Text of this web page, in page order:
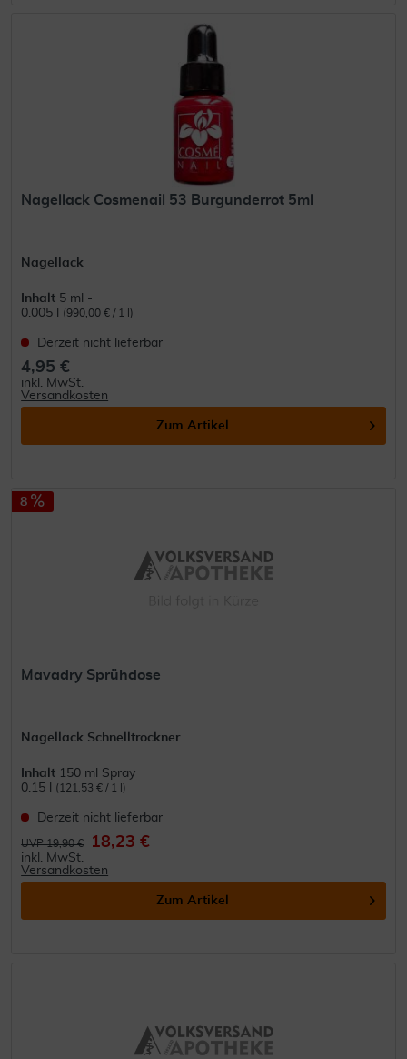
Nagellack Cosmenail 53 Burgunderrot 5ml
Nagellack
Inhalt 5 ml -
0.005 l
(990,00 € / 1 l)
Derzeit nicht lieferbar
4,95 €
inkl. MwSt.
Versandkosten
Zum Artikel
8
Mavadry Sprühdose
Nagellack Schnelltrockner
Inhalt 150 ml Spray
0.15 l
(121,53 € / 1 l)
Derzeit nicht lieferbar
UVP 19,90 € 18,23 €
inkl. MwSt.
Versandkosten
Zum Artikel